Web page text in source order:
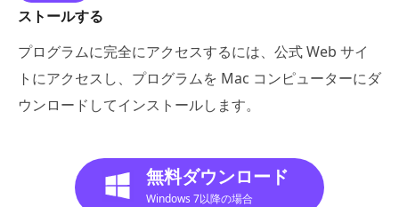
ストールする
プログラムに完全にアクセスするには、公式 Web サイ
トにアクセスし、プログラムを Mac コンピューターにダ
ウンロードしてインストールします。
無料ダウンロード
Windows 7以降の場合